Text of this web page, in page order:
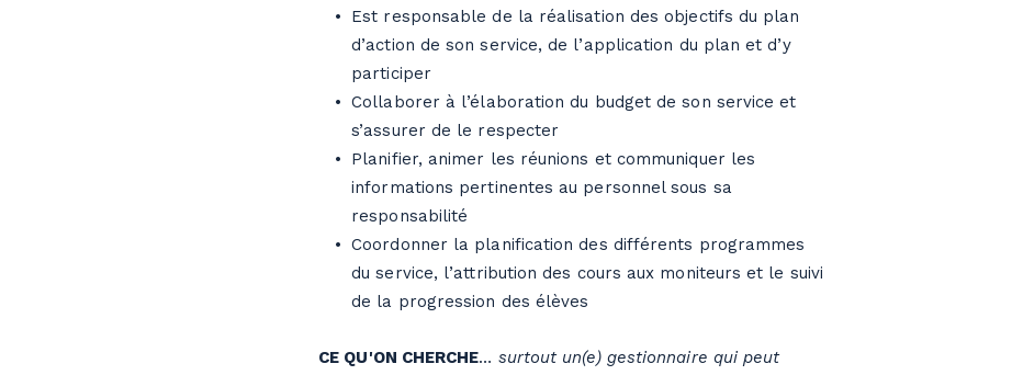
Est responsable de la réalisation des objectifs du plan
d’action de son service, de l’application du plan et d’y
participer
Collaborer à l’élaboration du budget de son service et
s’assurer de le respecter
Planifier, animer les réunions et communiquer les
informations pertinentes au personnel sous sa
responsabilité
Coordonner la planification des différents programmes
du service, l’attribution des cours aux moniteurs et le suivi
de la progression des élèves
CE QU'ON CHERCHE… surtout un(e) gestionnaire qui peut